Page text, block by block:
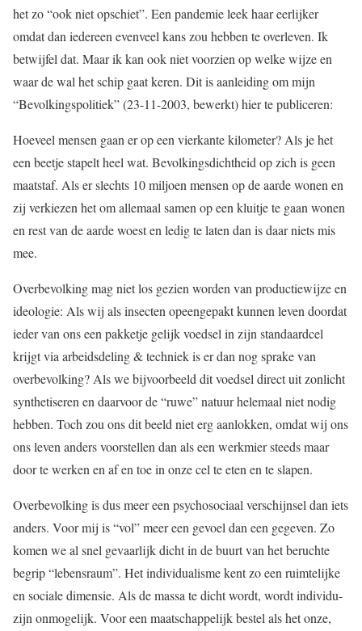
het zo “ook niet opschiet”. Een pandemie leek haar eerlijker
omdat dan iedereen evenveel kans zou hebben te overleven. Ik
betwijfel dat. Maar ik kan ook niet voorzien op welke wijze en
waar de wal het schip gaat keren. Dit is aanleiding om mijn
“Bevolkingspolitiek” (23-11-2003, bewerkt) hier te publiceren:
Hoeveel mensen gaan er op een vierkante kilometer? Als je het
een beetje stapelt heel wat. Bevolkingsdichtheid op zich is geen
maatstaf. Als er slechts 10 miljoen mensen op de aarde wonen en
zij verkiezen het om allemaal samen op een kluitje te gaan wonen
en rest van de aarde woest en ledig te laten dan is daar niets mis
mee.
Overbevolking mag niet los gezien worden van productiewijze en
ideologie: Als wij als insecten opeengepakt kunnen leven doordat
ieder van ons een pakketje gelijk voedsel in zijn standaardcel
krijgt via arbeidsdeling & techniek is er dan nog sprake van
overbevolking? Als we bijvoorbeeld dit voedsel direct uit zonlicht
synthetiseren en daarvoor de “ruwe” natuur helemaal niet nodig
hebben. Toch zou ons dit beeld niet erg aanlokken, omdat wij ons
ons leven anders voorstellen dan als een werkmier steeds maar
door te werken en af en toe in onze cel te eten en te slapen.
Overbevolking is dus meer een psychosociaal verschijnsel dan iets
anders. Voor mij is “vol” meer een gevoel dan een gegeven. Zo
komen we al snel gevaarlijk dicht in de buurt van het beruchte
begrip “lebensraum”. Het individualisme kent zo een ruimtelijke
en sociale dimensie. Als de massa te dicht wordt, wordt individu-
zijn onmogelijk. Voor een maatschappelijk bestel als het onze,